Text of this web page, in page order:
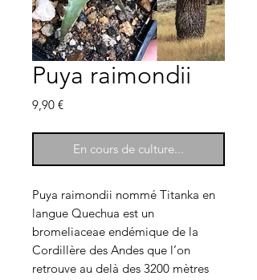
Puya raimondii
9,90 €Prix
En cours de culture...
Puya raimondii nommé Titanka en
langue Quechua est un
bromeliaceae endémique de la
Cordillère des Andes que l’on
retrouve au delà des 3200 mètres